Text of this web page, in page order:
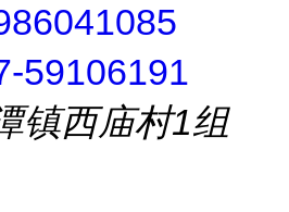
59106191
镇西庙村1组